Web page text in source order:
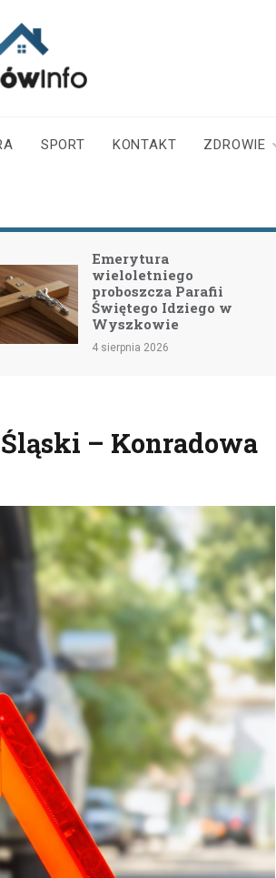
SPORT KONTAKT ZDROWIE
Emerytura
wieloletniego
proboszcza Parafii
Świętego Idziego w
Wyszkowie
4 sierpnia 2026
– Konradowa